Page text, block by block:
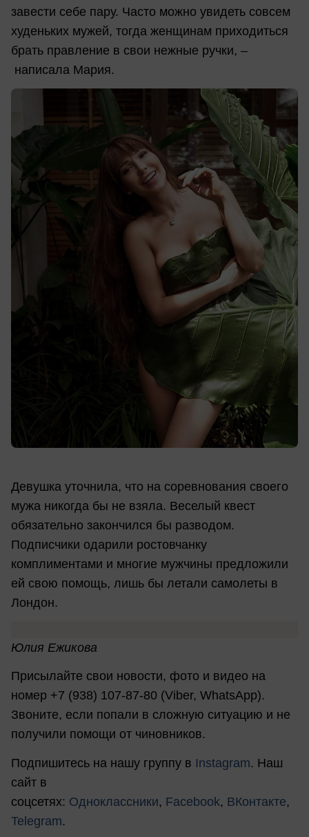
завести себе пару. Часто можно увидеть совсем
худеньких мужей, тогда женщинам приходиться
брать правление в свои нежные ручки, –
написала Мария.
Девушка уточнила, что на соревнования своего
мужа никогда бы не взяла. Веселый квест
обязательно закончился бы разводом.
Подписчики одарили ростовчанку
комплиментами и многие мужчины предложили
ей свою помощь, лишь бы летали самолеты в
Лондон.
Юлия Ежикова
Присылайте свои новости, фото и видео на
номер +7 (938) 107-87-80 (Viber, WhatsApp).
Звоните, если попали в сложную ситуацию и не
получили помощи от чиновников.
Подпишитесь на нашу группу в Instagram. Наш
сайт в
соцсетях: Одноклассники, Facebook, ВКонтакте,
Telegram.